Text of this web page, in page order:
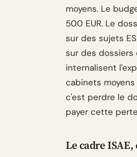
moyens. Le
500 EUR. Le
sur des sujets
sur des dossiers
internalisent
cabinets
c'est perdre le
payer cette
Le cadre